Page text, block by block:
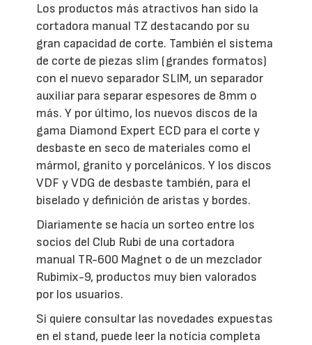
Los productos más atractivos han sido la
cortadora manual TZ destacando por su
gran capacidad de corte. También el sistema
de corte de piezas slim (grandes formatos)
con el nuevo separador SLIM, un separador
auxiliar para separar espesores de 8mm o
más. Y por último, los nuevos discos de la
gama Diamond Expert ECD para el corte y
desbaste en seco de materiales como el
mármol, granito y porcelánicos. Y los discos
VDF y VDG de desbaste también, para el
biselado y definición de aristas y bordes.
Diariamente se hacía un sorteo entre los
socios del Club Rubi de una cortadora
manual TR-600 Magnet o de un mezclador
Rubimix-9, productos muy bien valorados
por los usuarios.
Si quiere consultar las novedades expuestas
en el stand, puede leer la notícia completa